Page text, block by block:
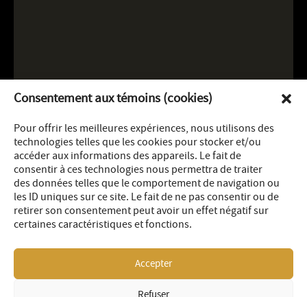
Consentement aux témoins (cookies)
Pour offrir les meilleures expériences, nous utilisons des
technologies telles que les cookies pour stocker et/ou
accéder aux informations des appareils. Le fait de
consentir à ces technologies nous permettra de traiter
des données telles que le comportement de navigation ou
les ID uniques sur ce site. Le fait de ne pas consentir ou de
retirer son consentement peut avoir un effet négatif sur
certaines caractéristiques et fonctions.
Accepter
Refuser